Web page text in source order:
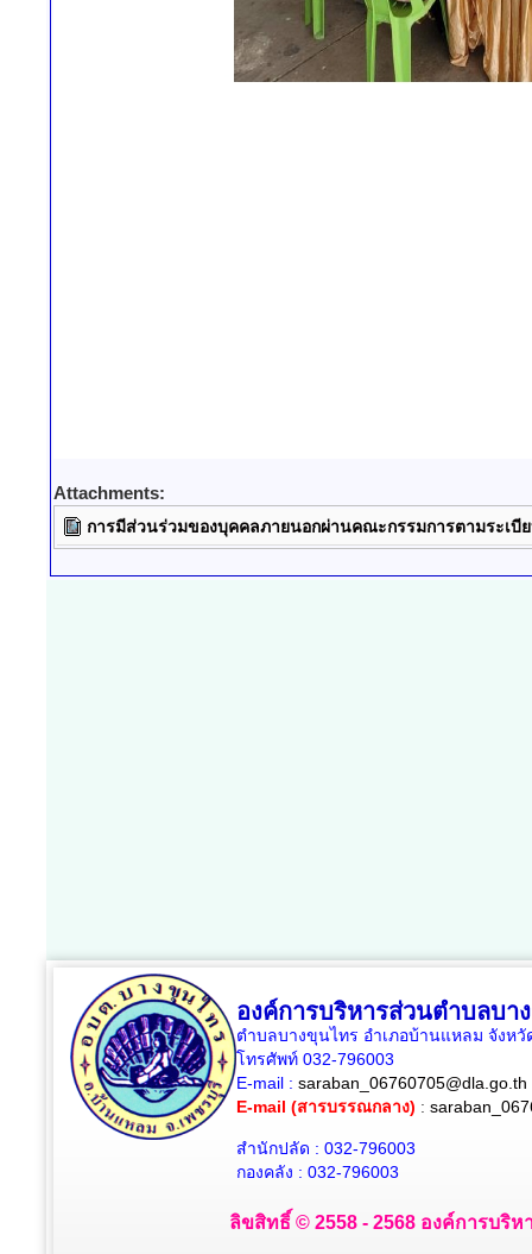
Attachments:
การมีส่วนร่วมของบุคคลภายนอกผ่านคณะกรรมการตามระเบี
องค์การบริหารส่วนตำบลบา
ตำบลบางขุนไทร อำเภอบ้านแหลม จังหวั
โทรศัพท์ 032-796003
E-mail : saraban_06760705@dla.go.th
E-mail (สารบรรณกลาง) :
สำนักปลัด : 032-796003
กองคลัง : 032-796003
ลิขสิทธิ์ © 2558 - 2568 องค์การบริ